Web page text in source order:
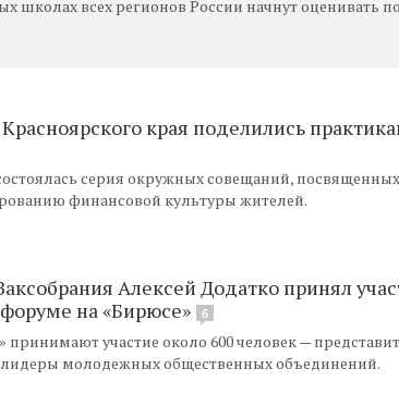
школах всех регионов России начнут оценивать
края поделились
серия окружных совещаний,
финансовой культуры жителей.
Алексей Додатко принял
на «Бирюсе»
6
участие около 600 человек —
лидеры молодежных общественных объединений.